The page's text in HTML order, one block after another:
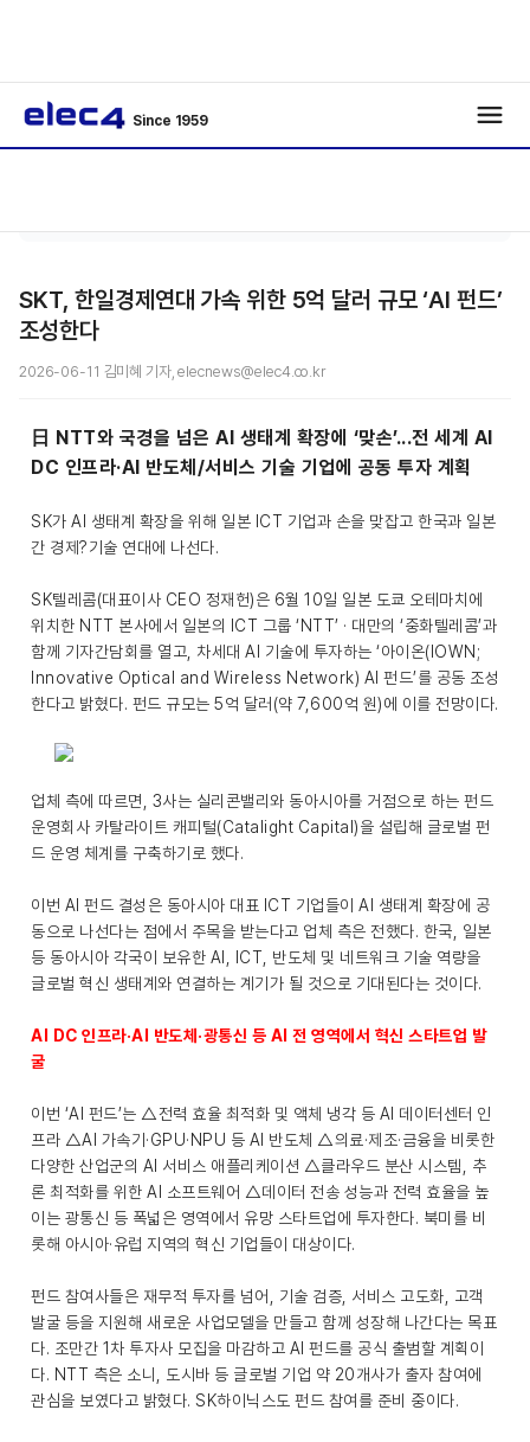
Since 1959
SKT, 한일경제연대 가속 위한 5억 달러 규모 ‘AI 펀드’
조성한다
2026-06-11 김미혜 기자, elecnews@elec4.co.kr
日 NTT와 국경을 넘은 AI 생태계 확장에 ‘맞손’...전 세계 AI
DC 인프라·AI 반도체/서비스 기술 기업에 공동 투자 계획
SK가 AI 생태계 확장을 위해 일본 ICT 기업과 손을 맞잡고 한국과 일본
간 경제?기술 연대에 나선다.
SK텔레콤(대표이사 CEO 정재헌)은 6월 10일 일본 도쿄 오테마치에
위치한 NTT 본사에서 일본의 ICT 그룹 ‘NTT’ · 대만의 ‘중화텔레콤’과
함께 기자간담회를 열고, 차세대 AI 기술에 투자하는 ‘아이온(IOWN;
Innovative Optical and Wireless Network) AI 펀드’를 공동 조성
한다고 밝혔다. 펀드 규모는 5억 달러(약 7,600억 원)에 이를 전망이다.
업체 측에 따르면, 3사는 실리콘밸리와 동아시아를 거점으로 하는 펀드
운영회사 카탈라이트 캐피털(Catalight Capital)을 설립해 글로벌 펀
드 운영 체계를 구축하기로 했다.
이번 AI 펀드 결성은 동아시아 대표 ICT 기업들이 AI 생태계 확장에 공
동으로 나선다는 점에서 주목을 받는다고 업체 측은 전했다. 한국, 일본
등 동아시아 각국이 보유한 AI, ICT, 반도체 및 네트워크 기술 역량을
글로벌 혁신 생태계와 연결하는 계기가 될 것으로 기대된다는 것이다.
AI DC 인프라·AI 반도체 ·광통신 등 AI 전 영역에서 혁신 스타트업 발
굴
이번 ‘AI 펀드’는 △전력 효율 최적화 및 액체 냉각 등 AI 데이터센터 인
프라 △AI 가속기·GPU·NPU 등 AI 반도체 △의료·제조·금융을 비롯한
다양한 산업군의 AI 서비스 애플리케이션 △클라우드 분산 시스템, 추
론 최적화를 위한 AI 소프트웨어 △데이터 전송 성능과 전력 효율을 높
이는 광통신 등 폭넓은 영역에서 유망 스타트업에 투자한다. 북미를 비
롯해 아시아·유럽 지역의 혁신 기업들이 대상이다.
펀드 참여사들은 재무적 투자를 넘어, 기술 검증, 서비스 고도화, 고객
발굴 등을 지원해 새로운 사업모델을 만들고 함께 성장해 나간다는 목표
다. 조만간 1차 투자사 모집을 마감하고 AI 펀드를 공식 출범할 계획이
다. NTT 측은 소니, 도시바 등 글로벌 기업 약 20개사가 출자 참여에
관심을 보였다고 밝혔다. SK하이닉스도 펀드 참여를 준비 중이다.